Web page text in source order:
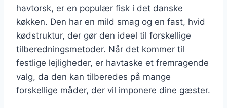
havtorsk, er en populær fisk i det danske
køkken. Den har en mild smag og en fast, hvid
kødstruktur, der gør den ideel til forskellige
tilberedningsmetoder. Når det kommer til
festlige lejligheder, er havtaske et fremragende
valg, da den kan tilberedes på mange
forskellige måder, der vil imponere dine gæster.